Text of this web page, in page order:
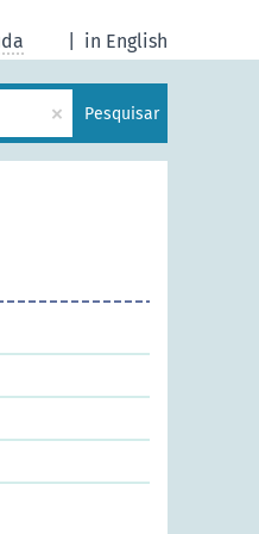
in English
× Pesquisar